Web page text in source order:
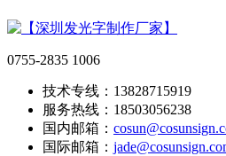
0755-2835 1006
技术专线：13828715919
服务热线：18503056238
国内邮箱：
国际邮箱：